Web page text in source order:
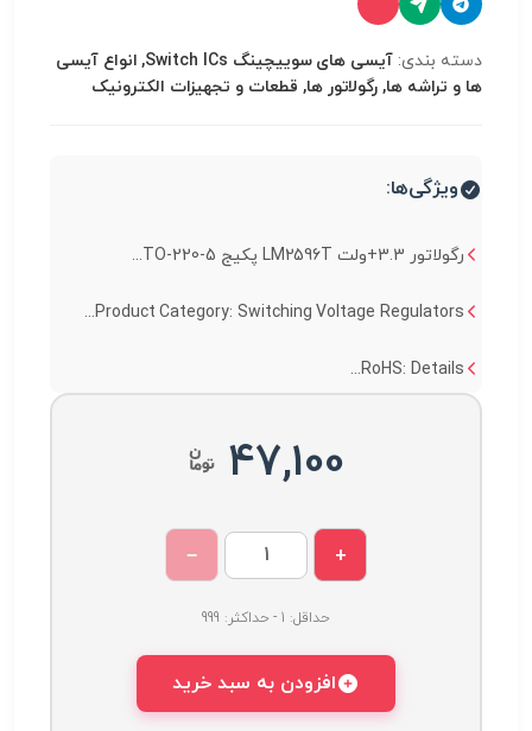
دسته بندی:
آیسی های سوییچینگ Switch ICs, انواع آیسی
ها و تراشه ها, رگولاتور ها, قطعات و تجهیزات الکترونیک
ویژگی‌ها:
رگولاتور 3.3+ولت LM2596T پکیج TO-220-5...
Product Category: Switching Voltage Regulators...
RoHS: Details...
47,100
+
−
حداقل: 1 - حداکثر: 999
افزودن به سبد خرید